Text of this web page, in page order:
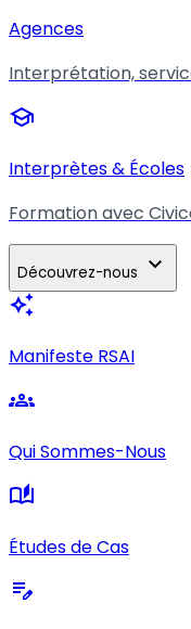
Agences
Interprétation,
school
Interprètes & Écoles
Formation avec
Découvrez-nous expand_more
auto_awesome
Manifeste RSAI
groups
Qui Sommes-Nous
auto_stories
Études de Cas
edit_note